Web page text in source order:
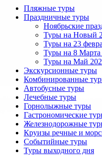
Пляжные туры
Праздничные туры
Ноябрьские
Туры на Новый
Туры на 23
Туры на 8 Марта
Туры на Май
Экскурсионные туры
Комбинированные
Автобусные туры
Лечебные туры
Горнолыжные туры
Гастрономические
Железнодорожные
Круизы речные и
Событийные туры
Туры выходного дня